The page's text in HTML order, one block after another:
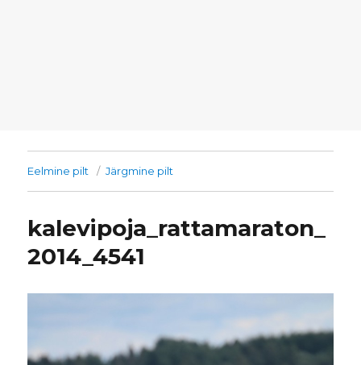
Eelmine pilt Järgmine pilt
kalevipoja_rattamaraton_
2014_4541